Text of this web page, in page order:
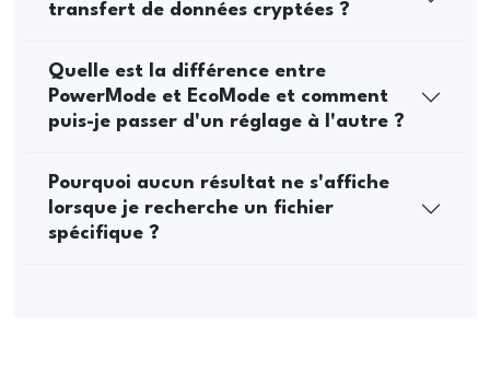
transfert de données cryptées ?
Quelle est la différence entre
PowerMode et EcoMode et comment
puis-je passer d'un réglage à l'autre ?
Pourquoi aucun résultat ne s'affiche
lorsque je recherche un fichier
spécifique ?